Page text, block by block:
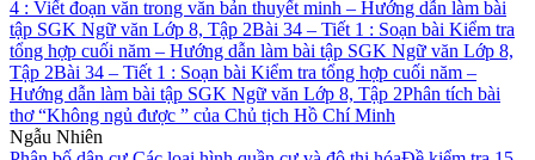
4 : Viết đoạn văn trong văn bản thuyết minh – Hướng dẫn làm bài
tập SGK Ngữ văn Lớp 8, Tập 2Bài 34 – Tiết 1 : Soạn bài Kiểm tra
tổng hợp cuối năm – Hướng dẫn làm bài tập SGK Ngữ văn Lớp 8,
Tập 2Bài 34 – Tiết 1 : Soạn bài Kiểm tra tổng hợp cuối năm –
Hướng dẫn làm bài tập SGK Ngữ văn Lớp 8, Tập 2Phân tích bài
thơ “Không ngủ được ” của Chủ tịch Hồ Chí Minh
Ngẫu Nhiên